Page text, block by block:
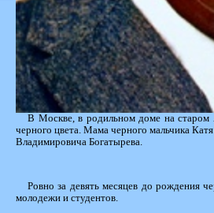
В Москве, в родильном доме на старом
черного цвета. Мама черного мальчика
Владимировича Богатырева.
Ровно за девять месяцев до рождения
молодежи и студентов.